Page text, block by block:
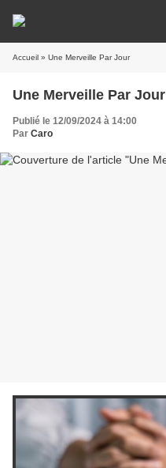
Accueil » Une Merveille Par Jour
Une Merveille Par Jour
Publié le 12/09/2024 à 14:00
Par Caro